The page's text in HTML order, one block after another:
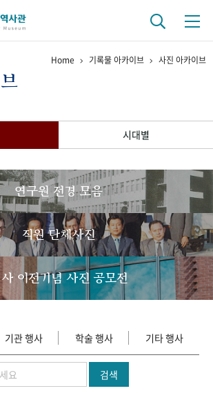
사
서 기록물 행정박물 영상 기록물
보는 50년
Home 기록물 아카이브 사진 아카이브
시대별
연구원 전경 모음
직원 단체사진
이전기념 사진 공모전
기관 행사 학술 행사 기타 행사
검색